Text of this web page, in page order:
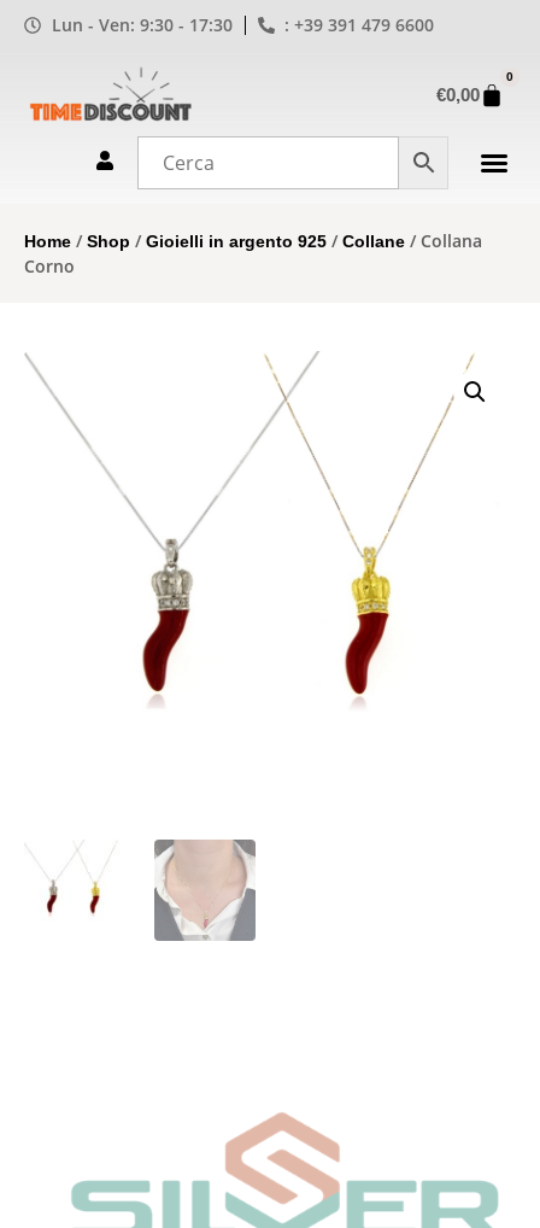
Lun - Ven: 9:30 - 17:30 : +39 391 479 6600
€0,00
0
Home /Shop /Gioielli in argento 925 /Collane / Collana
Corno